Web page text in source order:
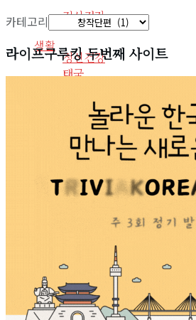
교육심리
정신건강
인물
사회환경
취미
게임
정신건강
생활
태국
사회환경
반려동물
취미
음악
운동
카테고리
라이프구루킹 두번째 사이트